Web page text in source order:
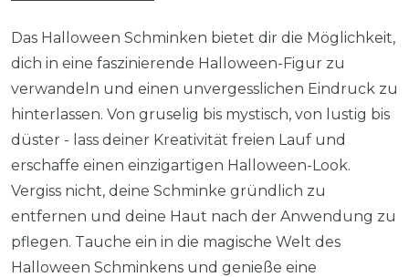
Das Halloween Schminken bietet dir die Möglichkeit,
dich in eine faszinierende Halloween-Figur zu
verwandeln und einen unvergesslichen Eindruck zu
hinterlassen. Von gruselig bis mystisch, von lustig bis
düster - lass deiner Kreativität freien Lauf und
erschaffe einen einzigartigen Halloween-Look.
Vergiss nicht, deine Schminke gründlich zu
entfernen und deine Haut nach der Anwendung zu
pflegen. Tauche ein in die magische Welt des
Halloween Schminkens und genieße eine